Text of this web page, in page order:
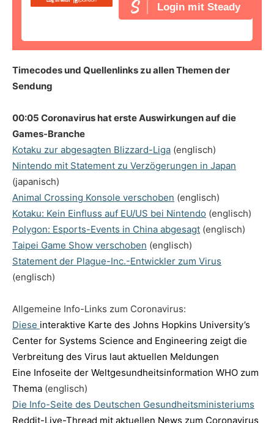
Login mit Steady
Timecodes und Quellenlinks zu allen Themen der
Sendung
00:05 Coronavirus hat erste Auswirkungen auf die
Games-Branche
Kotaku zur abgesagten Blizzard-Liga (englisch)
Nintendo mit Statement zu Verzögerungen in Japan
(japanisch)
Animal Crossing Konsole verschoben (englisch)
Kotaku: Kein Einfluss auf EU/US bei Nintendo (englisch)
Polygon: Esports-Events in China abgesagt (englisch)
Taipei Game Show verschoben (englisch)
Statement der Plague-Inc.-Entwickler zum Virus
(englisch)
Allgemeine Info-Links zum Coronavirus:
Diese interaktive Karte des Johns Hopkins University’s
Center for Systems Science and Engineering zeigt die
Verbreitung des Virus laut aktuellen Meldungen
Eine Infoseite der Weltgesundheitsinformation WHO zum
Thema (englisch)
Die Info-Seite des Deutschen Gesundheitsministeriums
Reddit-Live-Thread mit aktuellen News zum Coronavirus